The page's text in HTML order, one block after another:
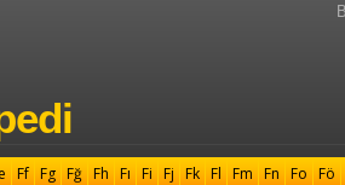
Ff Fg Fğ Fh Fı Fi Fj Fk Fl Fm Fn Fo Fö